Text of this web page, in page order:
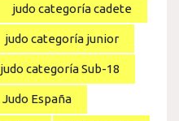
judo categoría cadete
judo categoría junior
judo categoría Sub-18
Judo España